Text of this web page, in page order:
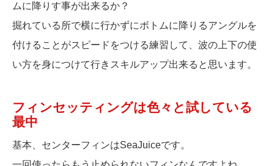
ムに降りす事が出来るか？
掘れている所で横に行かずにボトムに降りるアングルを
付けることがスピードをつける練習して、波の上下の使
い方を身につけて行きスキルアップ出来ると思います。
フィンセッティングは色々と試している
最中
基本、センターフィンはSeaJuiceです。